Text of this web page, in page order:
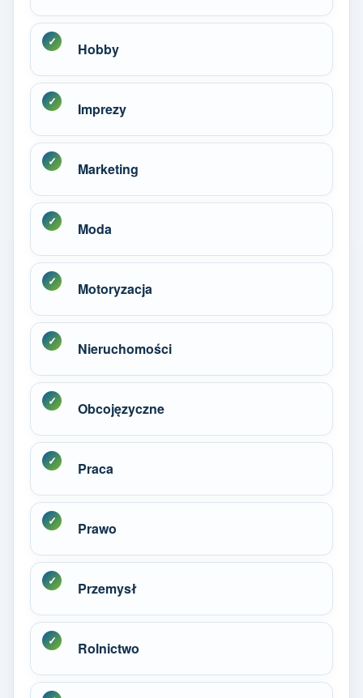
Hobby
Imprezy
Marketing
Moda
Motoryzacja
Nieruchomości
Obcojęzyczne
Praca
Prawo
Przemysł
Rolnictwo